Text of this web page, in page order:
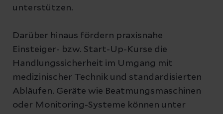
unterstützen.
Darüber hinaus fördern praxisnahe
Einsteiger- bzw. Start-Up-Kurse die
Handlungssicherheit im Umgang mit
medizinischer Technik und standardisierten
Abläufen. Geräte wie Beatmungsmaschinen
oder Monitoring-Systeme können unter